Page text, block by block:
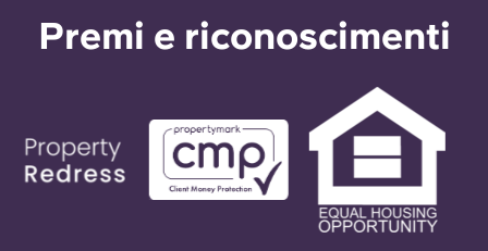
Premi e riconoscimenti